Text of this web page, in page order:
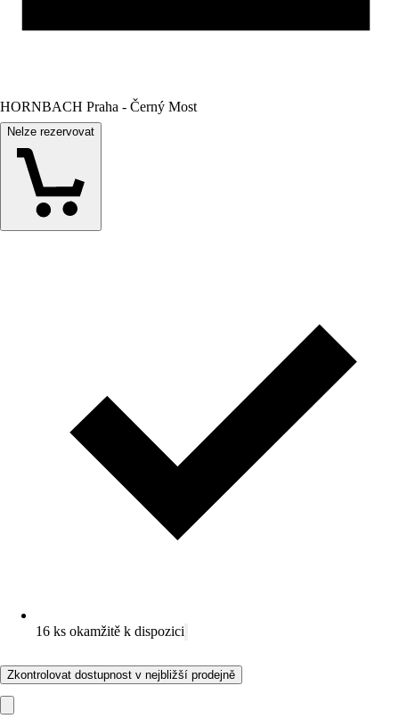
HORNBACH Praha - Černý Most
Nelze rezervovat
16 ks okamžitě k dispozici
Zkontrolovat dostupnost v nejbližší prodejně